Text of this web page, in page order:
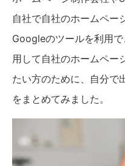
自社で自社のホームペー
Googleのツールを利用
用して自社のホームペー
たい方のために、自分で
をまとめてみました。